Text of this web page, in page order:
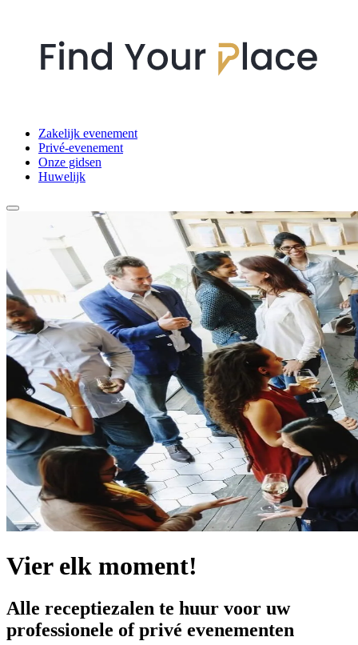
Zakelijk evenement
Privé-evenement
Onze gidsen
Huwelijk
Vier elk moment!
Alle receptiezalen te huur voor uw
professionele of privé evenementen